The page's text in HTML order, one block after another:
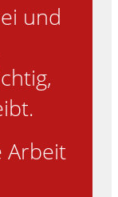
und
Arbeit